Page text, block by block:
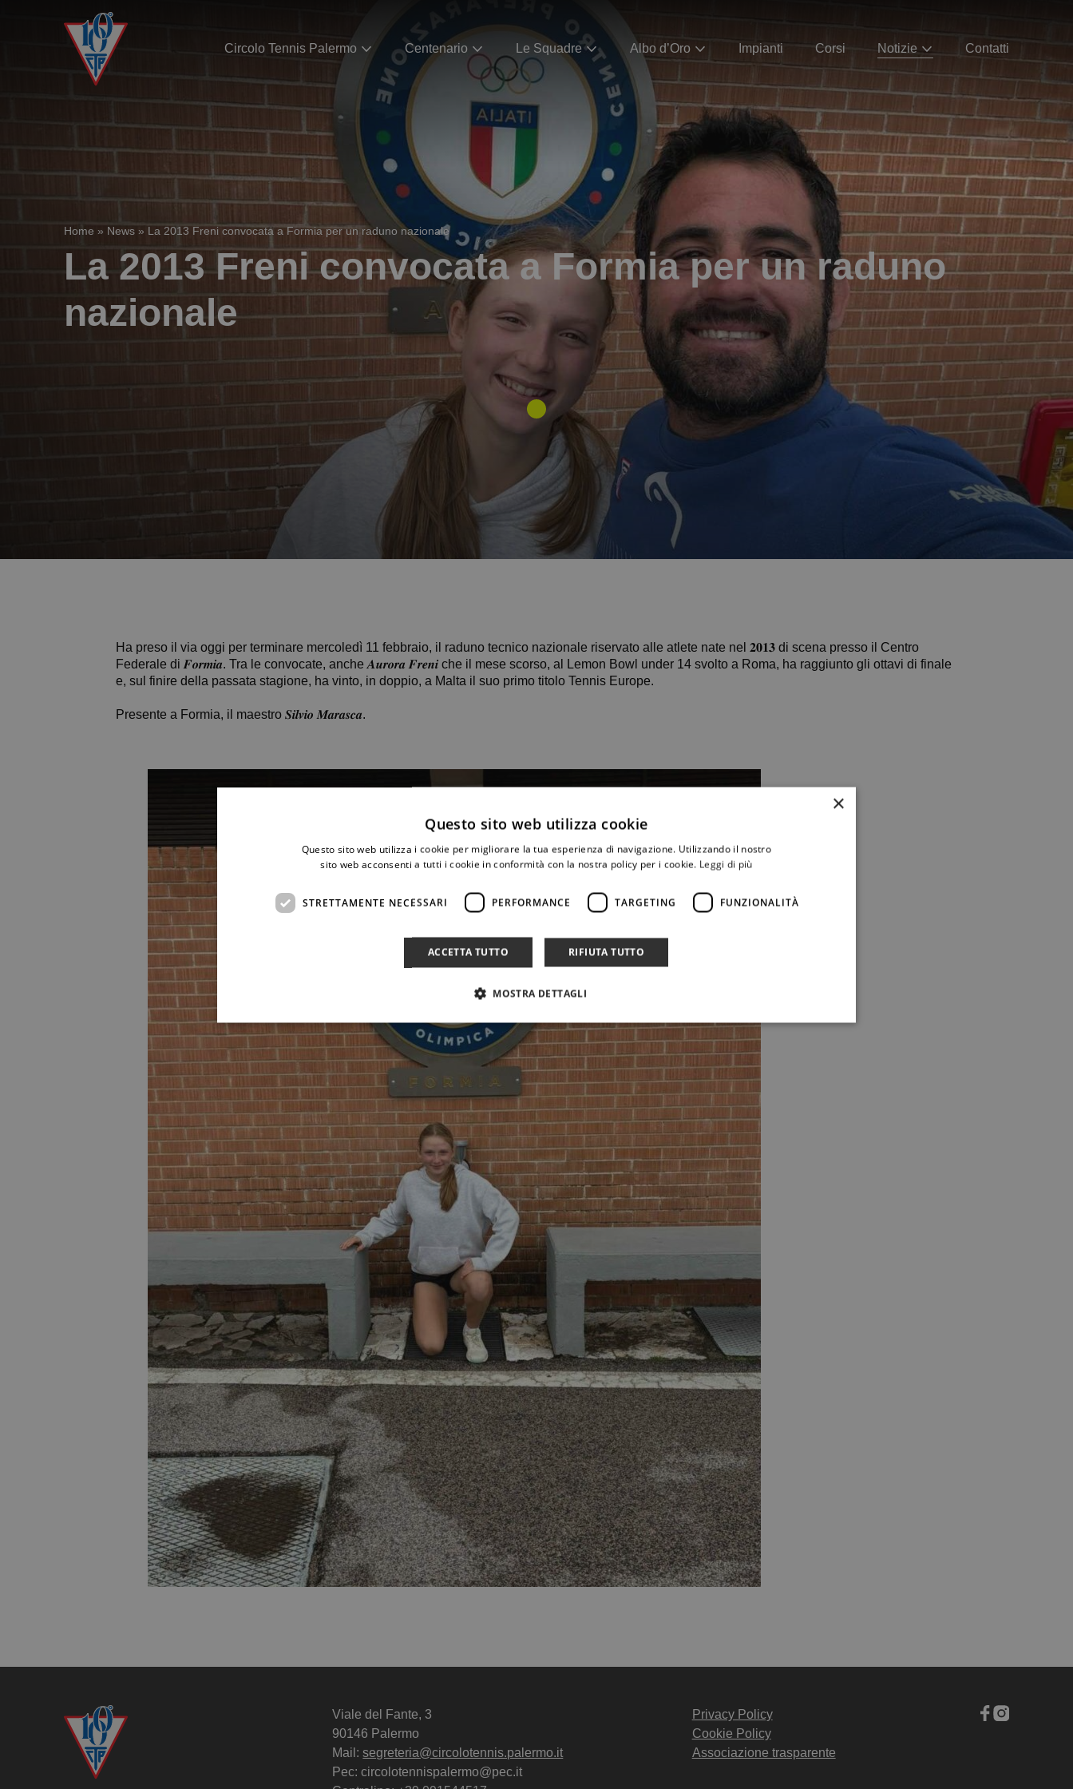
Circolo Tennis Palermo Centenario Le Squadre Albo d’Oro Impianti Corsi Notizie Contatti
Home » News » La 2013 Freni convocata a Formia per un raduno nazionale
La 2013 Freni convocata a Formia per un raduno
nazionale
Ha preso il via oggi per terminare mercoledì 11 febbraio, il raduno tecnico nazionale riservato alle atlete nate nel 𝟐𝟎𝟏𝟑 di scena presso il Centro
Federale di 𝑭𝒐𝒓𝒎𝒊𝒂. Tra le convocate, anche 𝑨𝒖𝒓𝒐𝒓𝒂 𝑭𝒓𝒆𝒏𝒊 che il mese scorso, al Lemon Bowl under 14 svolto a Roma, ha raggiunto gli ottavi di finale
e, sul finire della passata stagione, ha vinto, in doppio, a Malta il suo primo titolo Tennis Europe.
Presente a Formia, il maestro 𝑺𝒊𝒍𝒗𝒊𝒐 𝑴𝒂𝒓𝒂𝒔𝒄𝒂.
Viale del Fante, 3
90146 Palermo
Mail:segreteria@circolotennis.palermo.it
Pec: circolotennispalermo@pec.it
Privacy Policy
Cookie Policy
Associazione trasparente
×
Questo sito web utilizza cookie
Questo sito web utilizza i cookie per migliorare la tua esperienza di navigazione. Utilizzando il nostro
sito web acconsenti a tutti i cookie in conformità con la nostra policy per i cookie. Leggi di più
STRETTAMENTE NECESSARI PERFORMANCE TARGETING FUNZIONALITÀ
ACCETTA TUTTO RIFIUTA TUTTO
MOSTRA DETTAGLI